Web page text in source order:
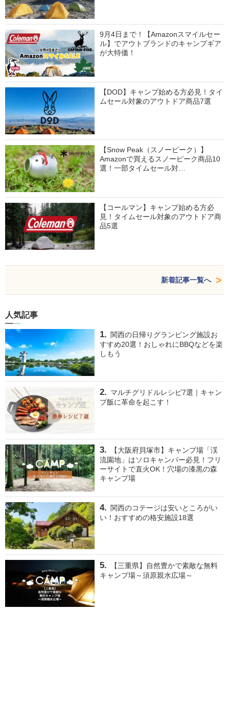
9月4日まで！【Amazonスマイルセー
ル】でアウトブランドのキャンプギア
が大特価！
【DOD】キャンプ始める方必見！タイ
ムセール対象のアウトドア商品7選
【Snow Peak（スノーピーク）】
Amazonで買えるスノーピーク商品10
選！一部タイムセール対…
【コールマン】キャンプ始める方必
見！タイムセール対象のアウトドア商
品5選
新着記事一覧へ
人気記事
関西の日帰りグランピング施設お
すすめ20選！おしゃれにBBQなどを楽
しもう
マルチグリドルレシピ7選｜キャン
プ飯に革命を起こす！
【大阪府貝塚市】キャンプ場「渓
流園地」はソロキャンパー必見！フリ
ーサイトで直火OK！穴場の漆黒の森
キャンプ場
関西のコテージは安いところがい
い！おすすめの格安施設18選
【三重県】自然豊かで素敵な無料
キャンプ場～須原親水広場～